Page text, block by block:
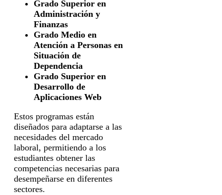
Grado Superior en
Administración y
Finanzas
Grado Medio en
Atención a Personas en
Situación de
Dependencia
Grado Superior en
Desarrollo de
Aplicaciones Web
Estos programas están
diseñados para adaptarse a las
necesidades del mercado
laboral, permitiendo a los
estudiantes obtener las
competencias necesarias para
desempeñarse en diferentes
sectores.